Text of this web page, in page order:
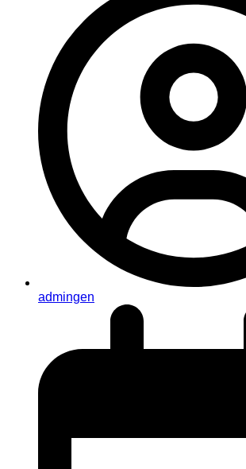
admingen